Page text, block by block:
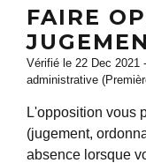
FAIRE
Vérifié le 22 Dec 2021
administrative
L'opposition vous
(jugement,
absence lorsque